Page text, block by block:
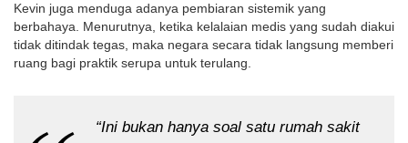
Kevin juga menduga adanya pembiaran sistemik yang
berbahaya. Menurutnya, ketika kelalaian medis yang sudah diakui
tidak ditindak tegas, maka negara secara tidak langsung memberi
ruang bagi praktik serupa untuk terulang.
“Ini bukan hanya soal satu rumah sakit